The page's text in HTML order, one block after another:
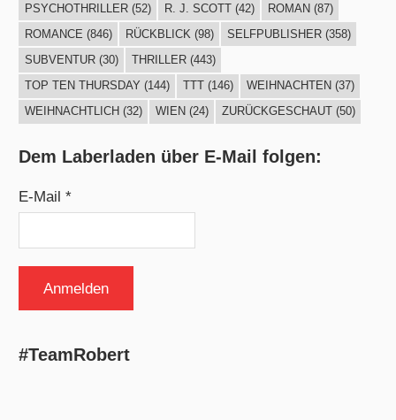
PSYCHOTHRILLER(52) R. J. SCOTT(42) ROMAN(87)
ROMANCE (846) RÜCKBLICK (98) SELFPUBLISHER(358)
SUBVENTUR(30) THRILLER(443)
TOP TEN THURSDAY (144) TTT(146) WEIHNACHTEN (37)
WEIHNACHTLICH (32) WIEN (24) ZURÜCKGESCHAUT(50)
Dem Laberladen über E-Mail folgen:
E-Mail *
#TeamRobert